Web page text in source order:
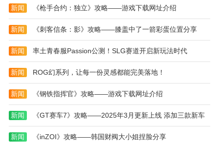
2、设有完整的经营系统，玩家可雇佣员工、调配
维修流程、应对突发任务，提高店铺效率与口碑；
3、每日任务与限时订单系统，提供丰富的奖励和
成就感，让玩家持续获得经营动力；
4、玩家还可参与竞赛挑战，完成高难度维修任
务，与其他维修店展开评分比拼，赢取荣誉与资源。
真实挖掘机修理店最新版游戏测评
真实挖掘机修理店最新版游戏以其逼真的机械模拟
和丰富的经营玩法，为玩家带来了别具一格的休闲体
验。无论是拆装零件的过程，还是诊断故障的细节操
新闻 《枪手合约：独立》攻略——游戏下载网址介绍
新闻 《刺客信条：影》攻略——膝盖中了一箭彩蛋位置分享
新闻 率土青春服Passion公测！SLG赛道开启新玩法时代
新闻 ROG幻系列，让每一份灵感都能完美落地！
新闻 《钢铁指挥官》攻略——游戏下载网址介绍
新闻 《GT赛车7》攻略——2025年3月更新上线 添加三款新车
新闻 《inZOI》攻略——韩国财阀大小姐捏脸分享